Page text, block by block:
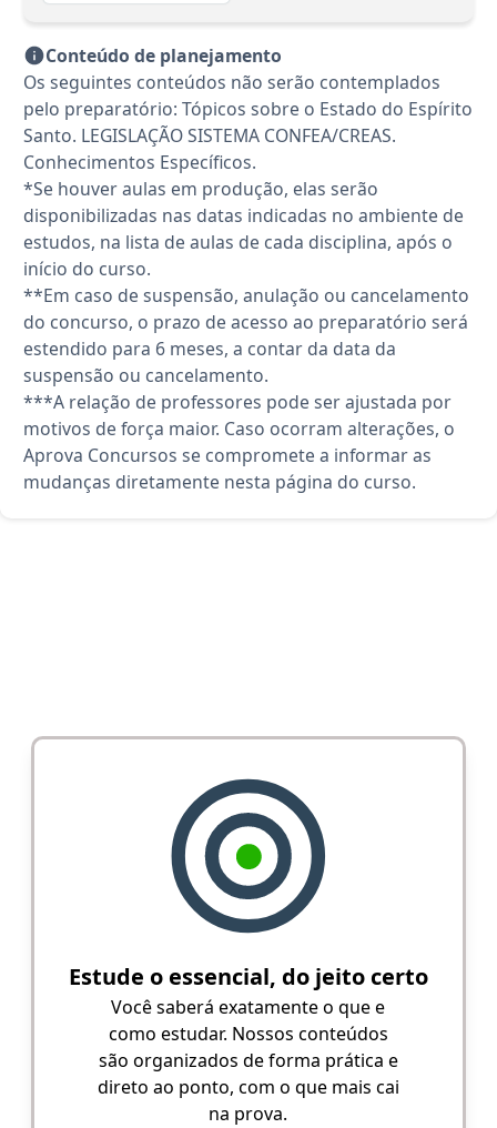
Conteúdo de planejamento
Os seguintes conteúdos não serão contemplados
pelo preparatório: Tópicos sobre o Estado do Espírito
Santo. LEGISLAÇÃO SISTEMA CONFEA/CREAS.
Conhecimentos Específicos.
*Se houver aulas em produção, elas serão
disponibilizadas nas datas indicadas no ambiente de
estudos, na lista de aulas de cada disciplina, após o
início do curso.
**Em caso de suspensão, anulação ou cancelamento
do concurso, o prazo de acesso ao preparatório será
estendido para 6 meses, a contar da data da
suspensão ou cancelamento.
***A relação de professores pode ser ajustada por
motivos de força maior. Caso ocorram alterações, o
Aprova Concursos se compromete a informar as
mudanças diretamente nesta página do curso.
Estude o essencial, do jeito certo
Você saberá exatamente o que e
como estudar. Nossos conteúdos
são organizados de forma prática e
direto ao ponto, com o que mais cai
na prova.